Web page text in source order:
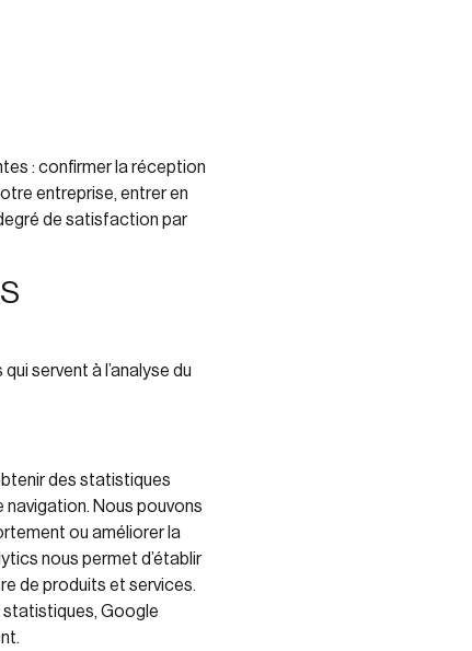
: confirmer la réception
entreprise, entrer en
de satisfaction par
servent à l’analyse du
des statistiques
Nous pouvons
ou améliorer la
nous permet d’établir
de produits et services.
statistiques, Google